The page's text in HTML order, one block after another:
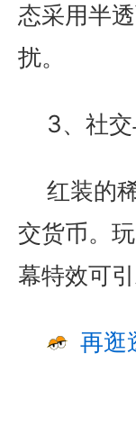
态采用半
扰。
3、社
红装的
交货币。
幕特效可
再逛